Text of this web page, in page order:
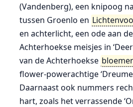
(Vandenberg), een knipoog
tussen Groenlo en
en achterlicht, een ode aan
Achterhoekse meisjes in
van de Achterhoekse
flower-powerachtige ‘Dreume
Daarnaast ook nummers
hart, zoals het verrassende